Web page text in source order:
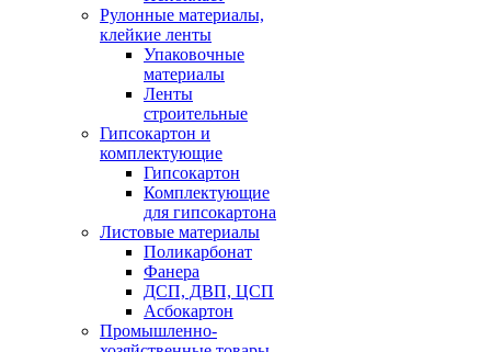
Рулонные материалы,
клейкие ленты
Упаковочные
материалы
Ленты
строительные
Гипсокартон и
комплектующие
Гипсокартон
Комплектующие
для гипсокартона
Листовые материалы
Поликарбонат
Фанера
ДСП, ДВП, ЦСП
Асбокартон
Промышленно-